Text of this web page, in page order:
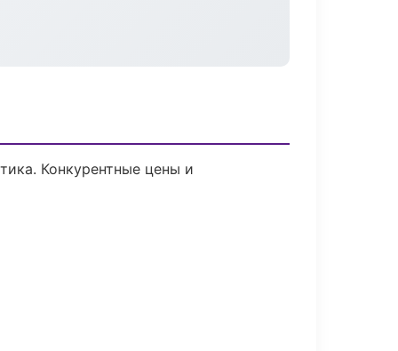
Конкурентные цены и